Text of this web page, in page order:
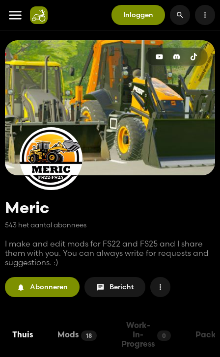
Inloggen
Meric
543 het aantal abonnees
I make and edit mods for FS22 and FS25 and I share
them with you. You can always write for requests and
suggestions. :)
Abonneren Bericht
Thuis Mods 18
Work-
In-
Progress
0 Packs